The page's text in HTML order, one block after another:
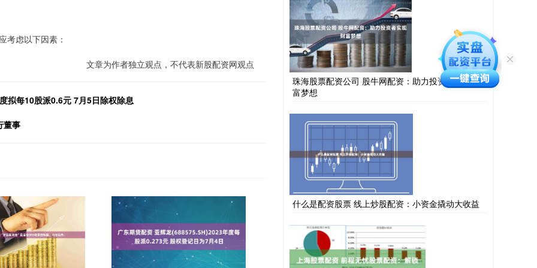
考虑以下因素：
文章为作者独立观点，不代表新股配资网观点
拟每10股派0.6元 7月5日除权除息
董事
珠海股票配资公司 股牛网配资：助力投资者实现财
富梦想
什么是配资股票 线上炒股配资：小资金撬动大收益